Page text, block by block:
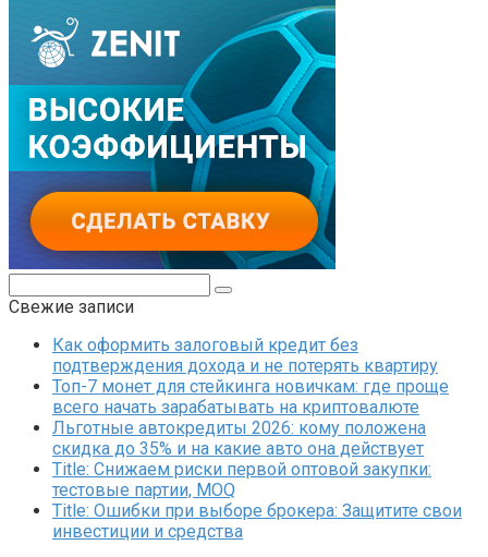
Свежие записи
Как оформить залоговый кредит без
подтверждения дохода и не потерять квартиру
Топ-7 монет для стейкинга новичкам: где проще
всего начать зарабатывать на криптовалюте
Льготные автокредиты 2026: кому положена
скидка до 35% и на какие авто она действует
Title: Снижаем риски первой оптовой закупки:
тестовые партии, MOQ
Title: Ошибки при выборе брокера: Защитите свои
инвестиции и средства